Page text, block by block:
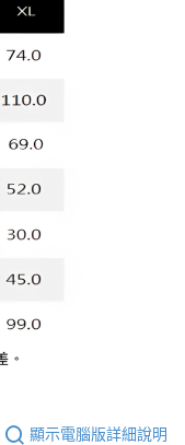
顯示電腦版詳細說明